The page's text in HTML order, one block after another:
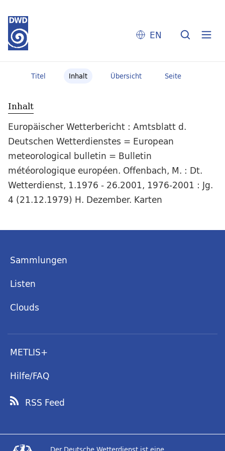
EN
Titel Inhalt Übersicht Seite
Inhalt
Europäischer Wetterbericht : Amtsblatt d.
Deutschen Wetterdienstes = European
meteorological bulletin = Bulletin
météorologique européen. Offenbach, M. : Dt.
Wetterdienst, 1.1976 - 26.2001, 1976-2001 : Jg.
4 (21.12.1979) H. Dezember. Karten
Sammlungen
Listen
Clouds
METLIS+
Hilfe/FAQ
RSS Feed